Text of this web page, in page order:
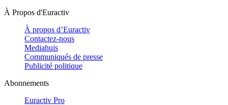
À Propos d'Euractiv
À propos d’Euractiv
Contactez-nous
Mediahuis
Communiqués de presse
Publicité politique
Abonnements
Euractiv Pro